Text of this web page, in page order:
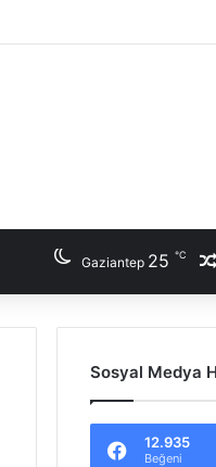
Gaziantep 25 ℃
Sosyal Medya
12.935
Beğeni